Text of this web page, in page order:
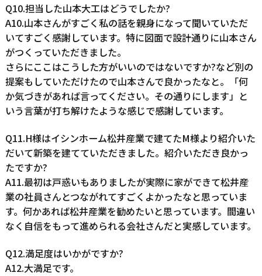
Q10.担当した山本大工はどうでしたか?
A10.山本さんがすごく私の話を親身になって聞いていただ
いてすごく感謝しています。特に図面で設計通りに山本さん
がつくっていただきました。
さらにここはこうした方がいいのではないですか?など別の
提案もしていただけたので山本さんで良かったなと。「何
か気づきがあれば言ってください。その通りにします」と
いう言葉が打ち解けたような感じで感謝しています。
Q11.H様はイシンホーム松井産業で建てたM様より紹介いた
だいて新築を建てていただきました。紹介いただき良かっ
たですか?
A11.最初は戸惑いもありましたが実際に家ができて松井産
業の社員さんとつながれてすごくよかったなと思っていま
す。何かあれば松井産業を勧めたいと思っています。間違い
なく自信をもって進められる会社さんだと実感しています。
Q12.満足度はいかがですか?
A12.大満足です。